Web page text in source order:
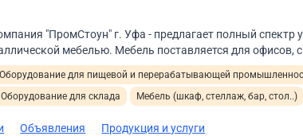
"ПромСтоун" г. Уфа - предлагает полный спектр
мебелью. Мебель поставляется для офисов,
Оборудование для пищевой и перерабатывающей
Оборудование для склада Мебель (шкаф, стеллаж, бар, стол..)
Объявления Продукция и услуги